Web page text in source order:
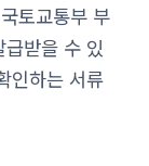
토교통부 부
받을 수 있
인하는 서류